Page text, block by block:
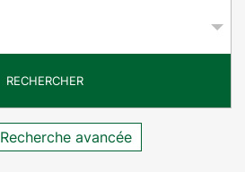
RECHERCHER
Recherche avancée